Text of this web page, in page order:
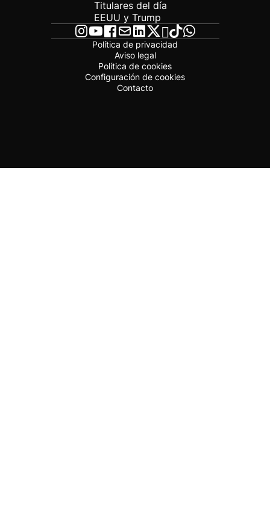
Titulares del día
EEUU y Trump
Política de privacidad
Aviso legal
Política de cookies
Configuración de cookies
Contacto